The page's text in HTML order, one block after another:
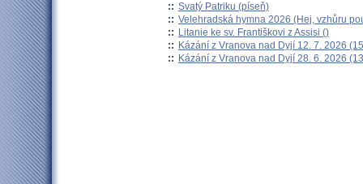
:: Svatý Patriku (píseň)
:: Velehradská hymna 2026 (Hej, vzhůru
:: Litanie ke sv. Františkovi z Assisi ()
:: Kázání z Vranova nad Dyjí 12. 7. 2026
:: Kázání z Vranova nad Dyjí 28. 6. 2026